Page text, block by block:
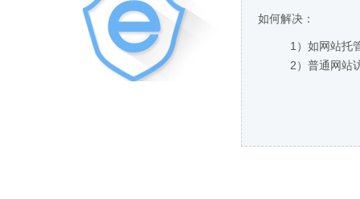
如何解决：
1）如网站托
2）普通网站